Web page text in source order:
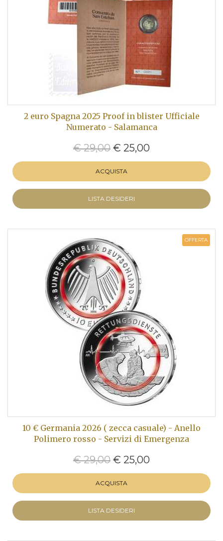
2 euro Spagna 2025 Proof in blister Ufficiale
Numerato - Salamanca
€ 29,00 € 25,00
ACQUISTA
LISTA DESIDERI
OFFERTA
10 € Germania 2026 ( zecca casuale) - Anello
Polimero rosso - Servizi di Emergenza
€ 29,00 € 25,00
ACQUISTA
LISTA DESIDERI